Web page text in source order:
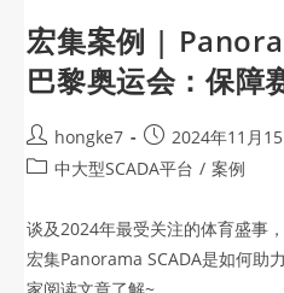
宏集案例 |
巴黎奥运会：保障
hongke7
2024年11月
中大型SCADA平台 / 案例
谈及2024年最受关注的体育盛事
宏集Panorama SCADA是如何助
家阅读文章了解~